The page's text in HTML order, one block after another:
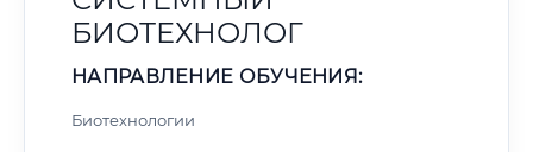
БИОТЕХНОЛОГ
НАПРАВЛЕНИЕ ОБУЧЕНИЯ:
Биотехнологии